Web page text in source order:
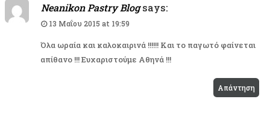
Neanikon Pastry Blog says:
13 Μαΐου 2015 at 19:59
Όλα ωραία και καλοκαιρινά !!!!!! Και το παγωτό φαίνεται
απίθανο !!! Ευχαριστούμε Αθηνά !!!
Απάντηση